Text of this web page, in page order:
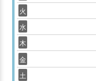
火
水
木
金
土